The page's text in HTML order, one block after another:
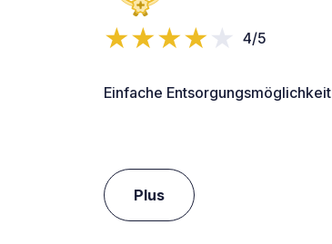
4/5
Einfache Entsorgungsmöglichkeit
Plus